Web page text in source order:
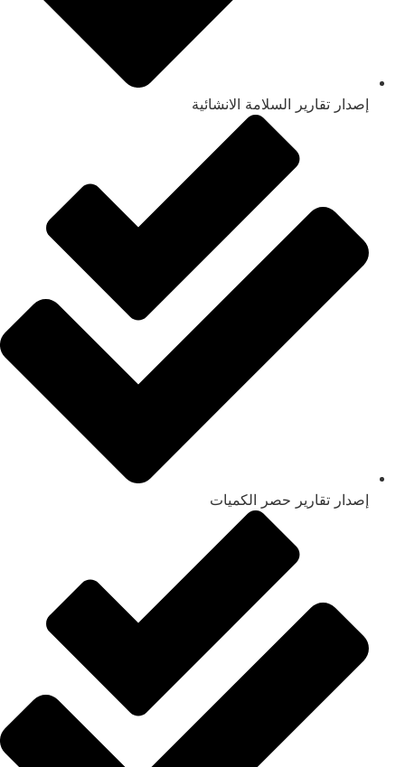
إصدار تقارير السلامة الانشائية
إصدار تقارير حصر الكميات